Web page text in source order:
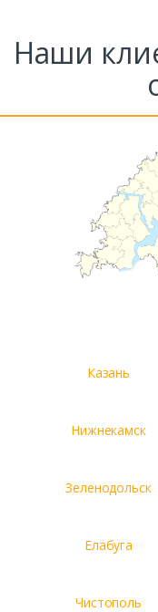
Наши
Казань
Нижнекамск
Зеленодольск
Елабуга
Чистополь